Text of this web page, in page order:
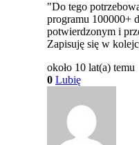
"Do tego
programu 100000+
potwierdzonym i
Zapisuję się w
około 10 lat(a) temu
0 Lubię